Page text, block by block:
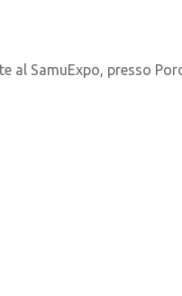
al SamuExpo, presso